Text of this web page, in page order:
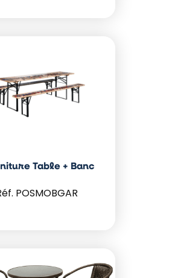
Table + Banc
POSMOBGAR